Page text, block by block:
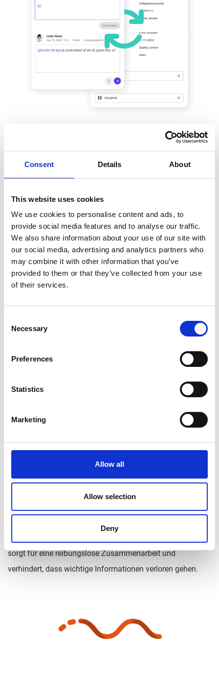
Consent Details About
This website uses cookies
We use cookies to personalise content and ads, to
provide social media features and to analyse our traffic.
We also share information about your use of our site with
our social media, advertising and analytics partners who
may combine it with other information that you’ve
provided to them or that they’ve collected from your use
of their services.
Selection
Necessary
Preferences
Statistics
Marketing
Allow all
Allow selection
Deny
Wichtige Informationen gehen
nicht verloren
Die Kommentare werden in Prostream zentral in einer
sorgt für eine reibungslose Zusammenarbeit und
verhindert, dass wichtige Informationen verloren gehen.